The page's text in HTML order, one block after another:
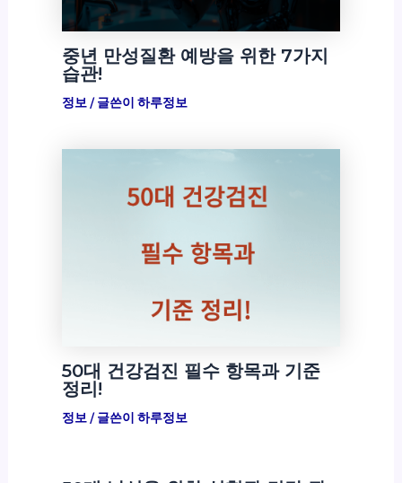
중년 만성질환 예방을 위한 7가지
습관!
정보/ 글쓴이 하루정보
50대 건강검진 필수 항목과 기준
정리!
정보/ 글쓴이 하루정보